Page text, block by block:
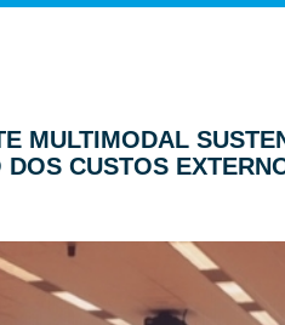
MULTIMODAL
CUSTOS